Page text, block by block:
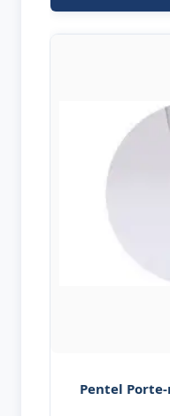
Pentel Porte-